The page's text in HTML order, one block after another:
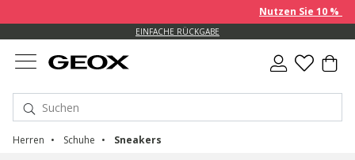
Nutzen Sie 10 %
EINFACHE RÜCKGABE
Herren Schuhe Sneakers